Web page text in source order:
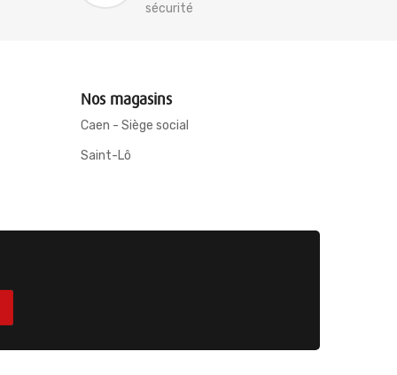
sécurité
Nos magasins
Caen - Siège social
Saint-Lô